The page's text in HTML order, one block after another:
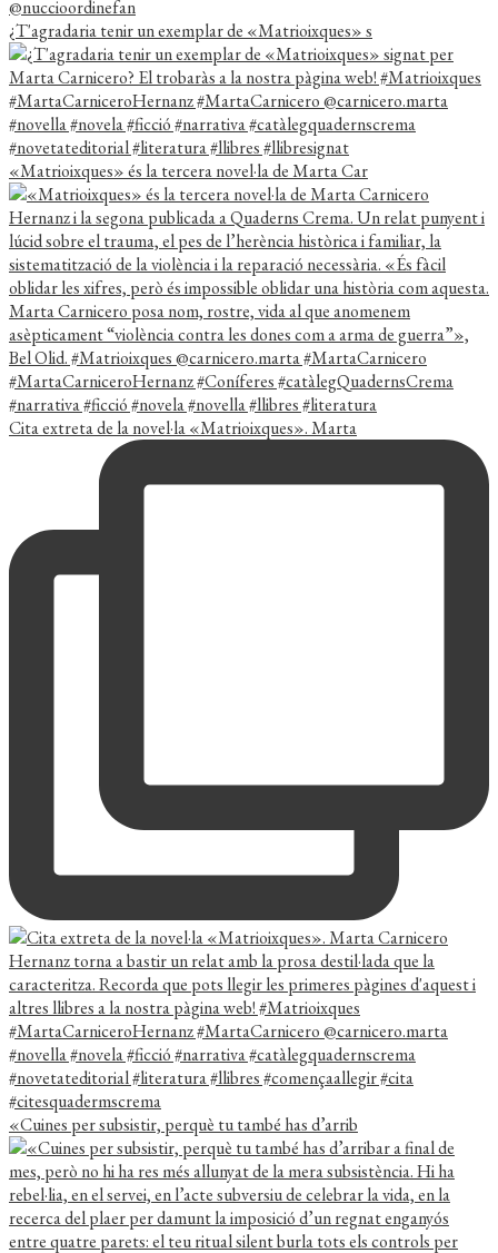
¿T'agradaria tenir un exemplar de «Matrioixques» s
«Matrioixques» és la tercera novel·la de Marta Car
Cita extreta de la novel·la «Matrioixques». Marta
«Cuines per subsistir, perquè tu també has d’arrib